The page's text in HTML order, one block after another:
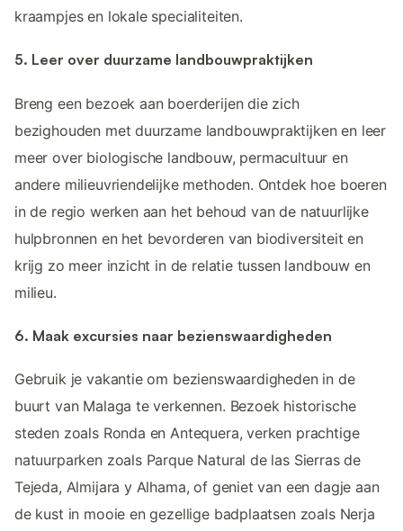
kraampjes en lokale specialiteiten.
5. Leer over duurzame landbouwpraktijken
Breng een bezoek aan boerderijen die zich
bezighouden met duurzame landbouwpraktijken en leer
meer over biologische landbouw, permacultuur en
andere milieuvriendelijke methoden. Ontdek hoe boeren
in de regio werken aan het behoud van de natuurlijke
hulpbronnen en het bevorderen van biodiversiteit en
krijg zo meer inzicht in de relatie tussen landbouw en
milieu.
6. Maak excursies naar bezienswaardigheden
Gebruik je vakantie om bezienswaardigheden in de
buurt van Malaga te verkennen. Bezoek historische
steden zoals Ronda en Antequera, verken prachtige
natuurparken zoals Parque Natural de las Sierras de
Tejeda, Almijara y Alhama, of geniet van een dagje aan
de kust in mooie en gezellige badplaatsen zoals Nerja